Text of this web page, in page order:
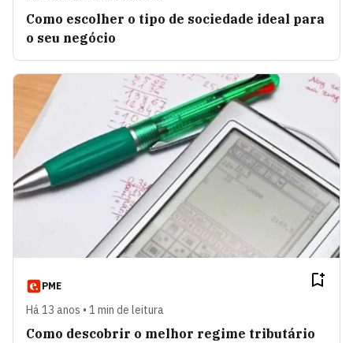
Como escolher o tipo de sociedade ideal para
o seu negócio
PME
Há 13 anos • 1 min de leitura
Como descobrir o melhor regime tributário